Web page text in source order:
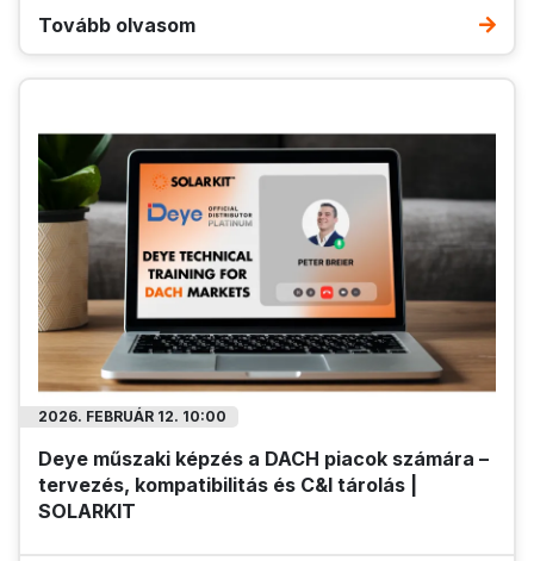
Tovább olvasom
2026. FEBRUÁR 12. 10:00
Deye műszaki képzés a DACH piacok számára –
tervezés, kompatibilitás és C&I tárolás |
SOLARKIT